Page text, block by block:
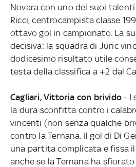
Novara con uno dei suoi
Ricci, centrocampista classe
ottavo gol in campionato. La
decisiva: la squadra di Juric
dodicesimo risultato utile
testa della classifica a +2 dal
Cagliari, Vittoria con brivido- I
la dura sconfitta contro i
vincenti (non senza qualche
contro la Ternana. Il gol di Di
una partita complicata e fissa il
anche se la Ternana ha